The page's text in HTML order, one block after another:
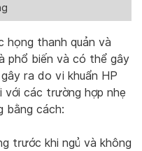
họng thanh quản và
phổ biến và có thể gây
ra do vi khuẩn HP
các trường hợp nhẹ
bằng cách:
trước khi ngủ và không